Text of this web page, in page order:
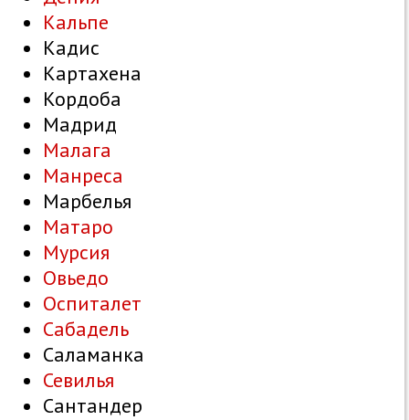
Кальпе
Кадис
Картахена
Кордоба
Мадрид
Малага
Манреса
Марбелья
Матаро
Мурсия
Овьедо
Оспиталет
Сабадель
Саламанка
Севилья
Сантандер